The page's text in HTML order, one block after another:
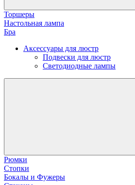
Торшеры
Настольная лампа
Бра
Аксессуары для люстр
Подвески для люстр
Светодиодные лампы
Рюмки
Стопки
Бокалы и Фужеры